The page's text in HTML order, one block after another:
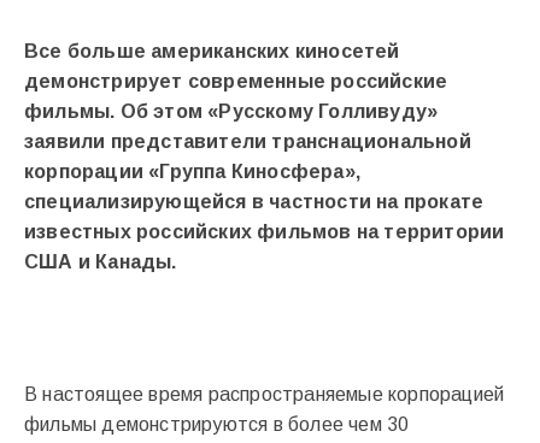
Все больше американских киносетей
демонстрирует современные российские
фильмы. Об этом «Русскому Голливуду»
заявили представители транснациональной
корпорации «Группа Киносфера»,
специализирующейся в частности на прокате
известных российских фильмов на территории
США и Канады.
В настоящее время распространяемые корпорацией
фильмы демонстрируются в более чем 30